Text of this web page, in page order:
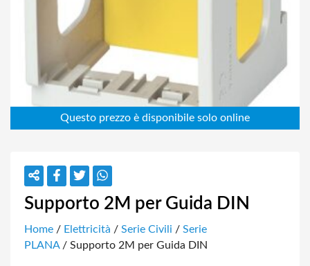
Supporto 2M per Guida DIN
Home / Elettricità / Serie Civili / Serie
PLANA/ Supporto 2M per Guida DIN